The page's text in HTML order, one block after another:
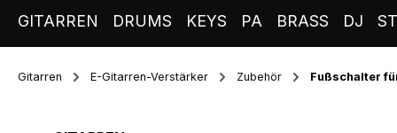
GITARREN DRUMS KEYS PA BRASS DJ
Gitarren E-Gitarren-Verstärker Zubehör Fußschalter